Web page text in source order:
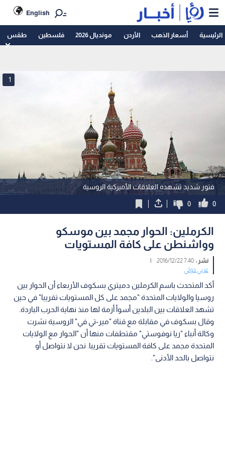
English
الرئيسية أسعار الذهب الأردن مونديال 2026 فلسطين طقس
فتور شديد تشهده العلاقات الأميركية الروسية
1
0
0
الكرملين: الحوار مجمد بين موسكو
وواشنطن على كافة المستويات
نشر :7:40 2016/12/22
|
عربي دولي
أكد المتحدث باسم الكرملين دميتري بسكوف الأربعاء أن الحوار بين
روسيا والولايات المتحدة "مجمد على كل المستويات تقريبا" في حين
تشهد العلاقات بين البلدين أسوأ أزمة لها منذ نهاية الحرب الباردة.
وقال بسكوف في مقابلة مع قناة "مير-تي في" الروسية نشرت
وكالة أنباء "ريا نوفوستي" مقتطفات منها أن "الحوار مع الولايات
المتحدة مجمد على كافة المستويات تقريبا. نحن لا نتواصل أو
نتواصل بالحد الأدنى".